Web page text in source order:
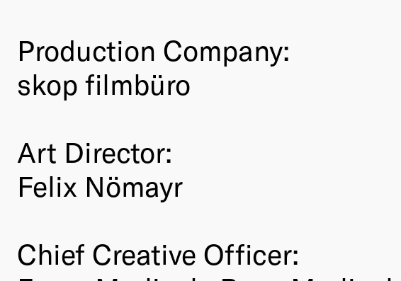
Production Company:
skop filmbüro
Art Director:
Felix Nömayr
Chief Creative Officer: